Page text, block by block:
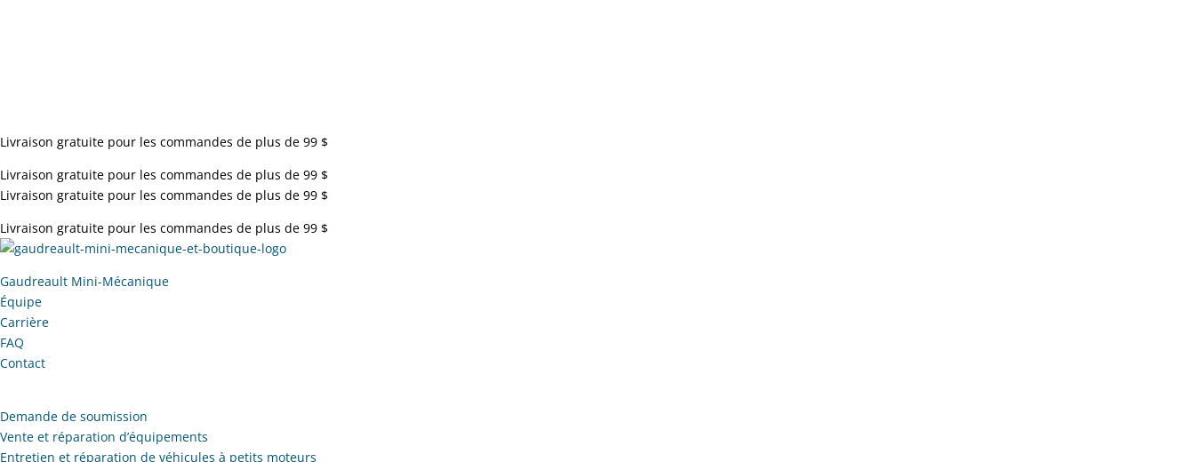
Livraison gratuite pour les commandes de plus de 99 $
Livraison gratuite pour les commandes de plus de 99 $
Livraison gratuite pour les commandes de plus de 99 $
Livraison gratuite pour les commandes de plus de 99 $
Gaudreault Mini-Mécanique
Équipe
Carrière
FAQ
Contact
Demande de soumission
Vente et réparation d’équipements
Entretien et réparation de véhicules à petits moteurs